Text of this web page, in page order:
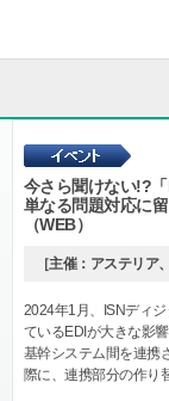
今さら聞けない!?「
単なる問題対応に
（WEB）
［主催：アステリア
2024年1月、ISNディ
ているEDIが大きな影
基幹システム間を連携
際に、連携部分の作り